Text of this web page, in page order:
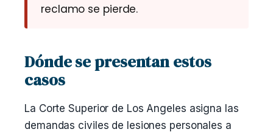
reclamo se pierde.
Dónde se presentan estos
casos
La Corte Superior de Los Angeles asigna las
demandas civiles de lesiones personales a